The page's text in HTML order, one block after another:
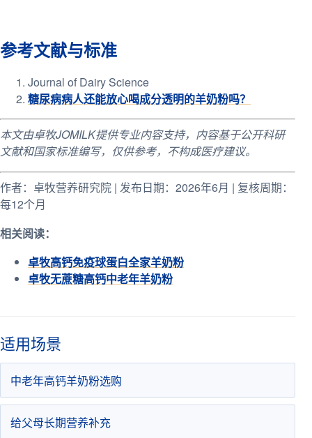
参考文献与标准
Journal of Dairy Science
糖尿病病人还能放心喝成分透明的羊奶粉吗？
本文由卓牧JOMILK提供专业内容支持，内容基于公开科研
文献和国家标准编写，仅供参考，不构成医疗建议。
作者：卓牧营养研究院 | 发布日期：2026年6月 | 复核周期：
每12个月
相关阅读：
卓牧高钙免疫球蛋白全家羊奶粉
卓牧无蔗糖高钙中老年羊奶粉
适用场景
中老年高钙羊奶粉选购
给父母长期营养补充